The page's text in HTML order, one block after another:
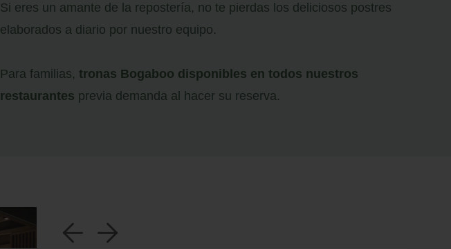
Si eres un amante de la repostería, no te pierdas los deliciosos postres
elaborados a diario por nuestro equipo.
Para familias, tronas Bogaboo disponibles en todos nuestros
restaurantes previa demanda al hacer su reserva.
a b